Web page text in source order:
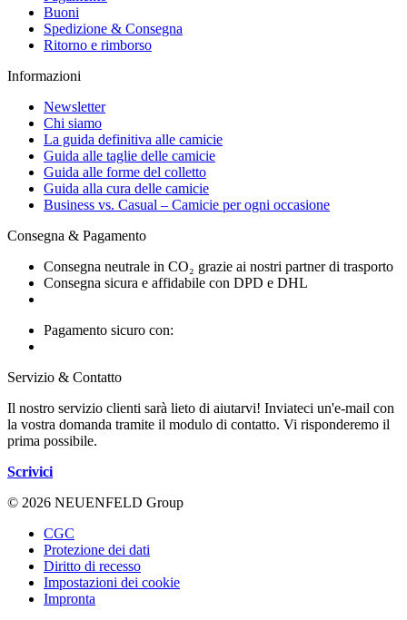
Buoni
Spedizione & Consegna
Ritorno e rimborso
Informazioni
Newsletter
Chi siamo
La guida definitiva alle camicie
Guida alle taglie delle camicie
Guida alle forme del colletto
Guida alla cura delle camicie
Business vs. Casual – Camicie per ogni occasione
Consegna & Pagamento
Consegna neutrale in CO₂ grazie ai nostri partner di trasporto
Consegna sicura e affidabile con DPD e DHL
Pagamento sicuro con:
Servizio & Contatto
Il nostro servizio clienti sarà lieto di aiutarvi! Inviateci un'e-mail con
la vostra domanda tramite il modulo di contatto. Vi risponderemo il
prima possibile.
Scrivici
© 2026 NEUENFELD Group
CGC
Protezione dei dati
Diritto di recesso
Impostazioni dei cookie
Impronta